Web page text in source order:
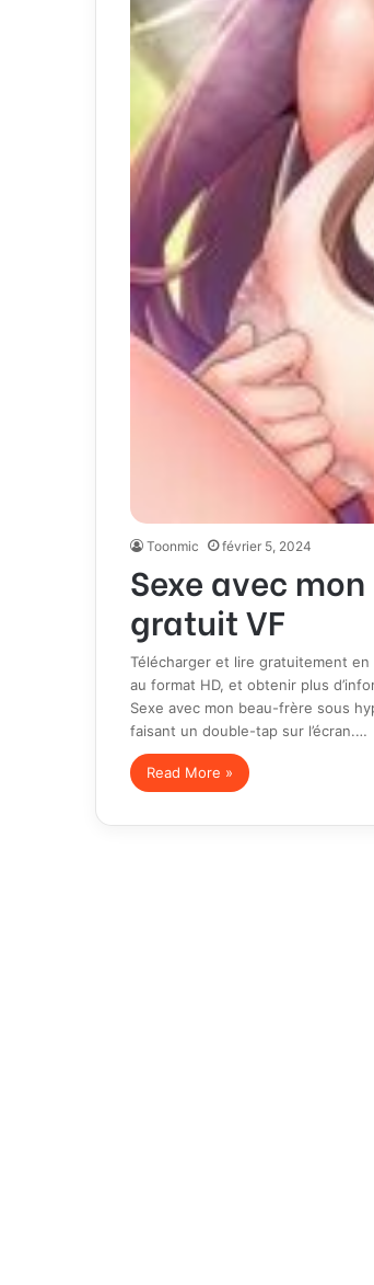
Toonmic février 5, 2024
Sexe avec
gratuit VF
Télécharger et lire gratuitement
au format HD, et obtenir plus
Sexe avec mon beau-frère sous
faisant un double-tap sur l’écran.…
Read More »